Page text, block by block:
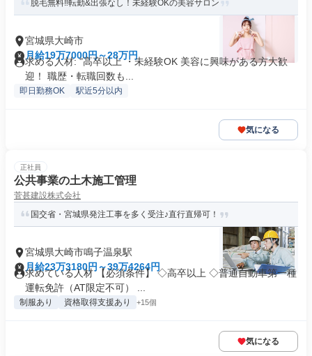
脱毛無料‼転勤&出張なし！未経験OKの美容サロン
宮城県大崎市
月給19万7000円～28万円
求める人材: "高卒以上 ・未経験OK 美容に興味がある方大歓
迎！ 職歴・転職回数も...
即日勤務OK 駅近5分以内
気になる
正社員
公共事業の土木施工管理
菅甚建設株式会社
国交省・宮城県発注工事を多く受注♪直行直帰可！
宮城県大崎市鳴子温泉駅
月給23万3180円～39万4264円
求めている人材 【必須条件】 ◇高卒以上 ◇普通自動車第一種
運転免許（AT限定不可） ...
制服あり 資格取得支援あり +15個
気になる